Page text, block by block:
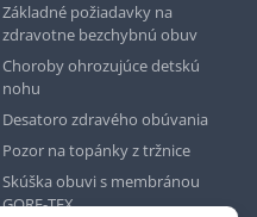
Základné požiadavky na
zdravotne bezchybnú obuv
Choroby ohrozujúce detskú
nohu
Desatoro zdravého obúvania
Pozor na topánky z tržnice
Skúška obuvi s membránou
GORE-TEX